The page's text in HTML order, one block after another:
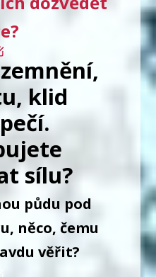
klid
sílu?
půdu pod
něco, čemu
věřit?